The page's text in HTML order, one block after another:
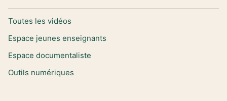
Toutes les vidéos
Espace jeunes enseignants
Espace documentaliste
Outils numériques